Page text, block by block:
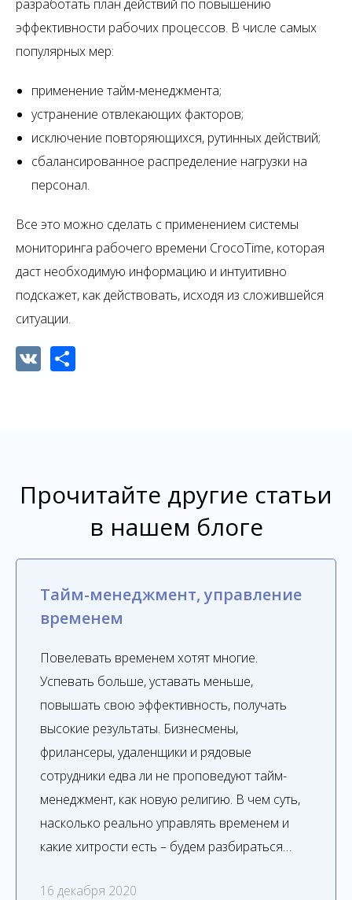
разработать план действий по повышению
эффективности рабочих процессов. В числе самых
популярных мер:
применение тайм-менеджмента;
устранение отвлекающих факторов;
исключение повторяющихся, рутинных действий;
сбалансированное распределение нагрузки на
персонал.
Все это можно сделать с применением системы
мониторинга рабочего времени CrocoTime, которая
даст необходимую информацию и интуитивно
подскажет, как действовать, исходя из сложившейся
ситуации.
VK Share
Прочитайте другие статьи
в нашем блоге
Тайм-менеджмент, управление
временем
Повелевать временем хотят многие.
Успевать больше, уставать меньше,
повышать свою эффективность, получать
высокие результаты. Бизнесмены,
фрилансеры, удаленщики и рядовые
сотрудники едва ли не проповедуют тайм-
менеджмент, как новую религию. В чем суть,
насколько реально управлять временем и
какие хитрости есть – будем разбираться…
16 декабря 2020